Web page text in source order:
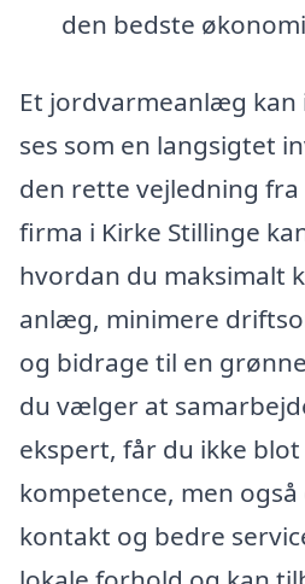
den bedste
Et jordvarmeanlæg
ses som en langsigtet
den rette vejledning
firma i Kirke Stillinge
hvordan du maksimalt
anlæg, minimere
og bidrage til en
du vælger at
ekspert, får du ikke
kompetence, men
kontakt og bedre